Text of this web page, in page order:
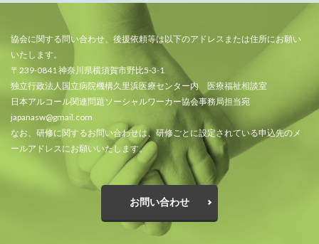
協会に関する問い合わせ、後援依頼等は以下のアドレスまたは住所にお願い
いたします。
〒239-0841 神奈川県横須賀市野比5-3-1
独立行政法人国立病院機構久里浜医療センター内 医療福祉相談室
日本アルコール関連問題ソーシャルワーカー協会事務局担当宛
japanasw@gmail.com
なお、研修に関するお問い合わせは、研修ごとに設定されている申込先のメ
ールアドレスにお願いいたします。
お問い合わせ